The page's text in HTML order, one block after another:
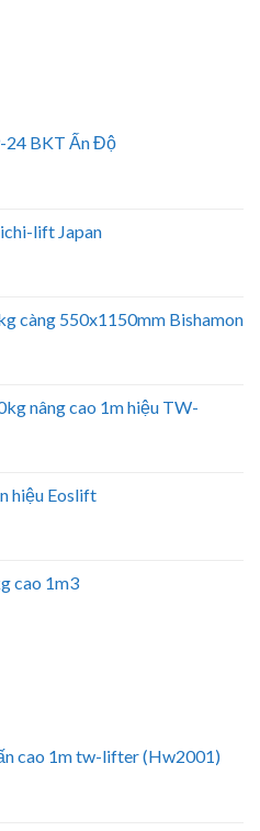
24 BKT Ấn Độ
lift Japan
càng 550x1150mm Bishamon
nâng cao 1m hiệu TW-
hiệu Eoslift
cao 1m3
cao 1m tw-lifter (Hw2001)